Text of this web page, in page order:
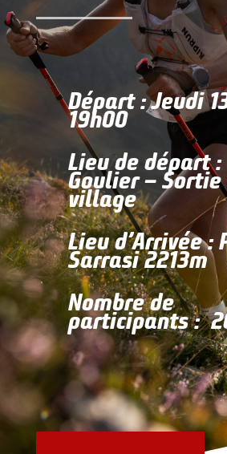
Départ : Jeudi
19h00
Lieu de départ :
Goulier – Sortie
village
Lieu d’Arrivée :
Sarrasi 2213m
Nombre de
participants :